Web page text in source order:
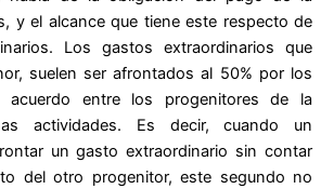
y el alcance que tiene este respecto de
Los gastos extraordinarios que
suelen ser afrontados al 50% por los
acuerdo entre los progenitores de la
actividades. Es decir, cuando un
un gasto extraordinario sin contar
del otro progenitor, este segundo no